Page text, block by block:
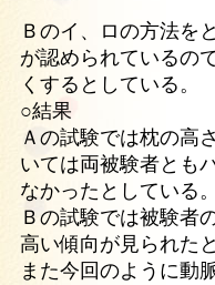
Ｂのイ、ロの方法を
が認められているの
くするとしている。
○結果
Ａの試験では枕の高
いては両被験者とも
なかったとしている。
Ｂの試験では被験者
高い傾向が見られた
また今回のように動